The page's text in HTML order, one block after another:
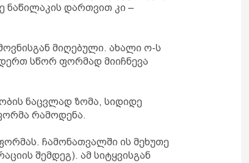
ნაწილაკის დართვით კი –
მიღებული. ახალი ო-ს
სწორ ფორმად მიიჩნევა
ნაცვლად ზომა, სიდიდე
რამოდენა.
ჩამონათვალში ის მეხუთე
შემდეგ). ამ სიტყვისგან